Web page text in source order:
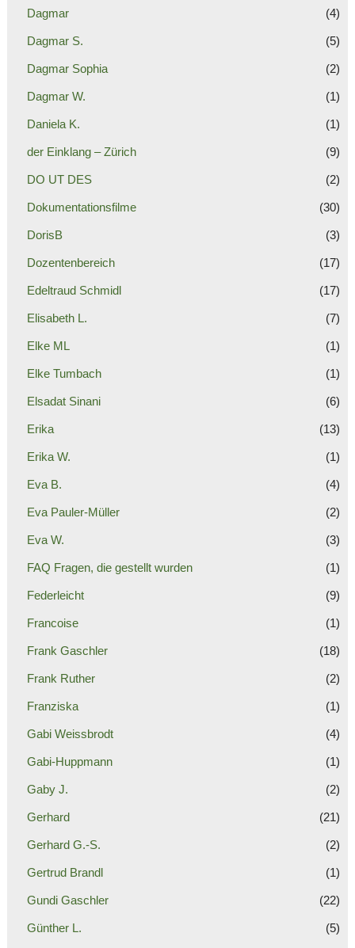
Dagmar (4)
Dagmar S. (5)
Dagmar Sophia (2)
Dagmar W. (1)
Daniela K. (1)
der Einklang – Zürich (9)
DO UT DES (2)
Dokumentationsfilme (30)
DorisB (3)
Dozentenbereich (17)
Edeltraud Schmidl (17)
Elisabeth L. (7)
Elke ML (1)
Elke Tumbach (1)
Elsadat Sinani (6)
Erika (13)
Erika W. (1)
Eva B. (4)
Eva Pauler-Müller (2)
Eva W. (3)
FAQ Fragen, die gestellt wurden (1)
Federleicht (9)
Francoise (1)
Frank Gaschler (18)
Frank Ruther (2)
Franziska (1)
Gabi Weissbrodt (4)
Gabi-Huppmann (1)
Gaby J. (2)
Gerhard (21)
Gerhard G.-S. (2)
Gertrud Brandl (1)
Gundi Gaschler (22)
Günther L. (5)